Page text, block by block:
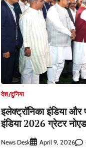
देश/दुनिया
इलेक्ट्रॉनिका इंडिया और
इंडिया 2026 ग्रेटर
News Desk April 9, 2026